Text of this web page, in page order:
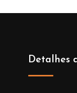
Detalhes